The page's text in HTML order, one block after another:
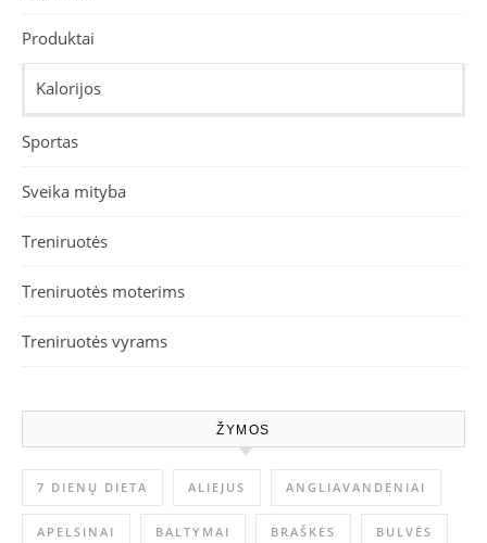
Produktai
Kalorijos
Sportas
Sveika mityba
Treniruotės
Treniruotės moterims
Treniruotės vyrams
ŽYMOS
7 DIENŲ DIETA ALIEJUS ANGLIAVANDENIAI
APELSINAI BALTYMAI BRAŠKĖS BULVĖS